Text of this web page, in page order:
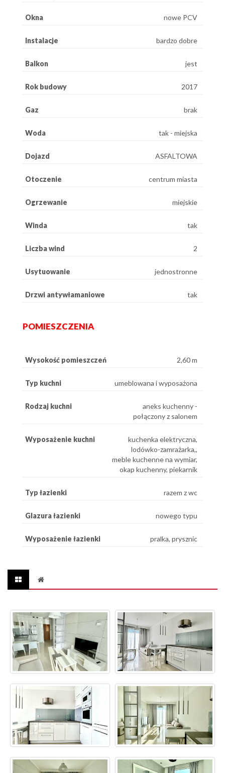
Okna nowe PCV
Instalacje bardzo dobre
Balkon jest
Rok budowy 2017
Gaz brak
Woda tak - miejska
Dojazd ASFALTOWA
Otoczenie centrum miasta
Ogrzewanie miejskie
Winda tak
Liczba wind 2
Usytuowanie jednostronne
Drzwi antywłamaniowe tak
POMIESZCZENIA
Wysokość pomieszczeń 2,60 m
Typ kuchni umeblowana i wyposażona
Rodzaj kuchni
aneks kuchenny -
połączony z salonem
Wyposażenie kuchni
kuchenka elektryczna,
lodówko-zamrażarka,,
meble kuchenne na wymiar,
okap kuchenny, piekarnik
Typ łazienki razem z wc
Glazura łazienki nowego typu
Wyposażenie łazienki pralka, prysznic